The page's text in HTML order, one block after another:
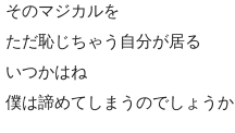
そのマジカルを
ただ恥じちゃう自分が居る
いつかはね
僕は諦めてしまうのでしょうか